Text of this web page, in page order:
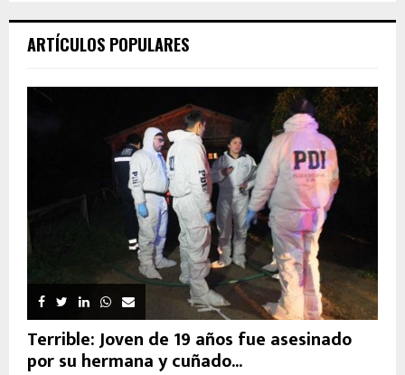
ARTÍCULOS POPULARES
Terrible: Joven de 19 años fue asesinado
por su hermana y cuñado...